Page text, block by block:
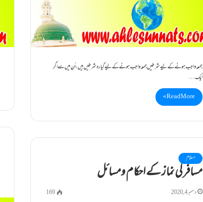
جمعہ واجب ہونے کے لیے شرطیں جمعہ واجب ہونے کے لیے گیارہ شرطیں ہیں ، اُن میں سے اگر
ایک…
Read More »
اسلام
مسافر کی نماز کے احکام ومسائل
دسمبر 4, 2020 169